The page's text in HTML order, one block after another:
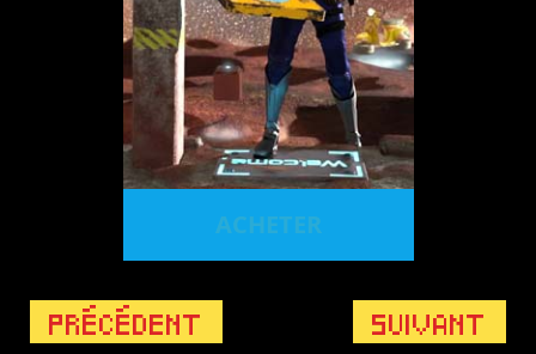
ACHETER
PRÉCÉDENT SUIVANT